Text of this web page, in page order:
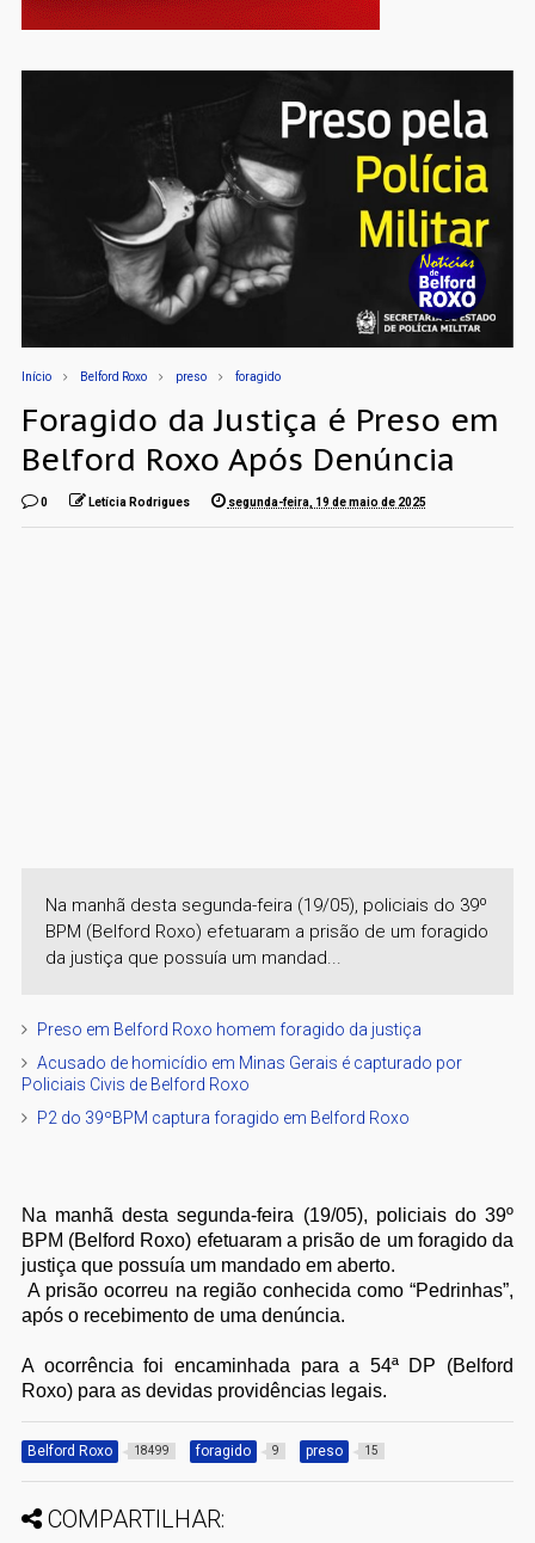
Início Belford Roxo preso foragido
Foragido da Justiça é Preso em
Belford Roxo Após Denúncia
0 Letícia Rodrigues segunda-feira, 19 de maio de 2025
Na manhã desta segunda-feira (19/05), policiais do 39º
BPM (Belford Roxo) efetuaram a prisão de um foragido
da justiça que possuía um mandad...
Preso em Belford Roxo homem foragido da justiça
Acusado de homicídio em Minas Gerais é capturado por
Policiais Civis de Belford Roxo
P2 do 39ºBPM captura foragido em Belford Roxo
Na manhã desta segunda-feira (19/05), policiais do 39º
BPM (Belford Roxo) efetuaram a prisão de um foragido da
justiça que possuía um mandado em aberto.
A prisão ocorreu na região conhecida como “Pedrinhas”,
após o recebimento de uma denúncia.
A ocorrência foi encaminhada para a 54ª DP (Belford
Roxo) para as devidas providências legais.
Belford Roxo 18499 foragido 9 preso 15
COMPARTILHAR: